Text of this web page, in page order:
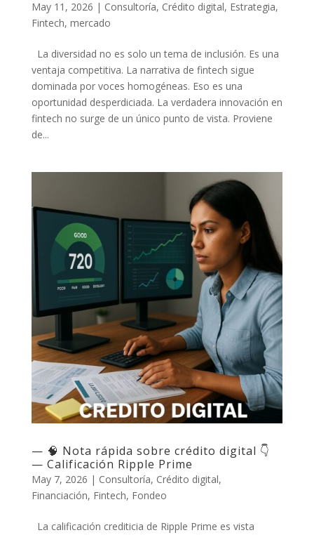
May 11, 2026 | Consultoría, Crédito digital, Estrategia,
Fintech, mercado
La diversidad no es solo un tema de inclusión. Es una
ventaja competitiva. La narrativa de fintech sigue
dominada por voces homogéneas. Eso es una
oportunidad desperdiciada. La verdadera innovación en
fintech no surge de un único punto de vista. Proviene
de...
— 🧠 Nota rápida sobre crédito digital 👇
— Calificación Ripple Prime
May 7, 2026 | Consultoría, Crédito digital,
Financiación, Fintech, Fondeo
La calificación crediticia de Ripple Prime es vista